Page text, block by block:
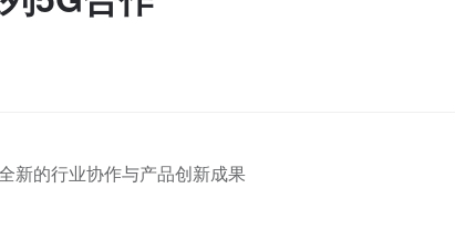
新的行业协作与产品创新成果